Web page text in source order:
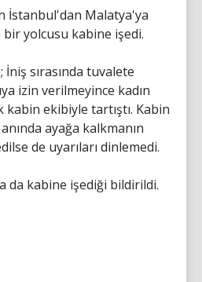
İstanbul'dan Malatya'ya
bir yolcusu kabine işedi.
sırasında tuvalete
izin verilmeyince kadın
ekibiyle tartıştı. Kabin
ayağa kalkmanın
de uyarıları dinlemedi.
da kabine işediği bildirildi.